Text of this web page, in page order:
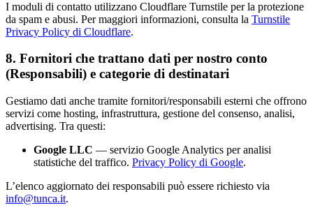
I moduli di contatto utilizzano Cloudflare Turnstile per la protezione
da spam e abusi. Per maggiori informazioni, consulta la Turnstile
Privacy Policy di Cloudflare.
8. Fornitori che trattano dati per nostro conto
(Responsabili) e categorie di destinatari
Gestiamo dati anche tramite fornitori/responsabili esterni che offrono
servizi come hosting, infrastruttura, gestione del consenso, analisi,
advertising. Tra questi:
Google LLC — servizio Google Analytics per analisi
statistiche del traffico. Privacy Policy di Google.
L’elenco aggiornato dei responsabili può essere richiesto via
info@tunca.it.